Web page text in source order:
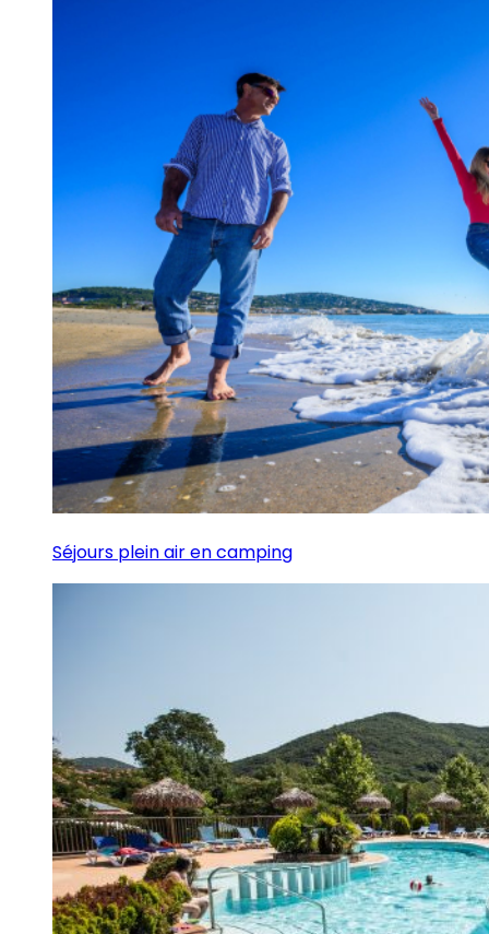
Séjours plein air en camping